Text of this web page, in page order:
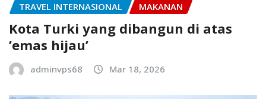
TRAVEL INTERNASIONAL MAKANAN
Kota Turki yang dibangun di atas
’emas hijau’
adminvps68 Mar 18, 2026